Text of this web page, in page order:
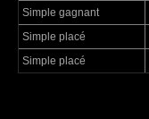
Simple gagnant
Simple placé
Simple placé